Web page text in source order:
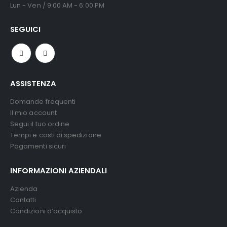
Lun - Ven / 9:00 AM - 6:00 PM
SEGUICI
ASSISTENZA
Domande frequenti
Il mio account
Segui il tuo ordine
Tempi e costi di spedizione
Pagamenti sicuri
INFORMAZIONI AZIENDALI
Azienda
Contatti
Condizioni d’acquisto